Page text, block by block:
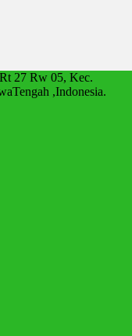
27 Rw 05, Kec.
,Indonesia.